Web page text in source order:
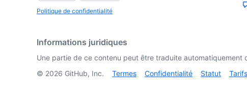
Politique de confidentialité
Informations juridiques
Une partie de ce contenu peut être traduite automatiquement
© 2026 GitHub, Inc. Termes Confidentialité Statut Tarifs